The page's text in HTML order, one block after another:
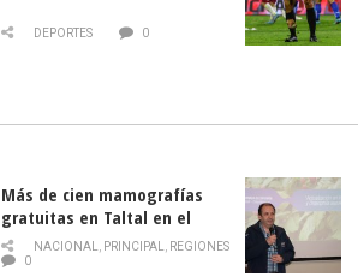
DEPORTES 0
Más de cien mamografías
gratuitas en Taltal en el
mes de la prevención del
cáncer de mama
NACIONAL, PRINCIPAL, REGIONES
0